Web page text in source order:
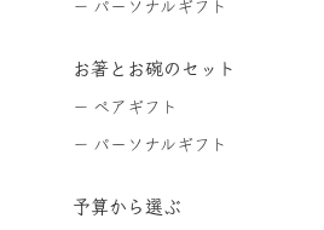
パーソナルギフト
お箸とお碗のセット
ペアギフト
パーソナルギフト
予算から選ぶ